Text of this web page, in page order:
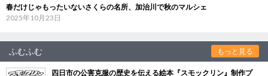
春だけじゃもったいないさくらの名所、加治川で秋のマルシェ
2025年10月23日
ふむふむ もっと見る
四日市の公害克服の歴史を伝える絵本『スモックリン』制作プ